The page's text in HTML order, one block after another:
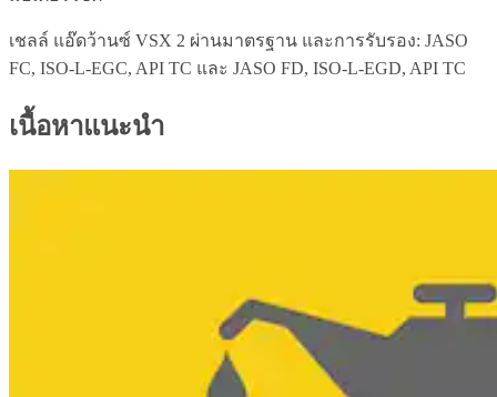
เชลล์ แอ๊ดว้านซ์ VSX 2 ผ่านมาตรฐาน และการรับรอง: JASO
FC, ISO-L-EGC, API TC และ JASO FD, ISO-L-EGD, API TC
เนื้อหาแนะนำ